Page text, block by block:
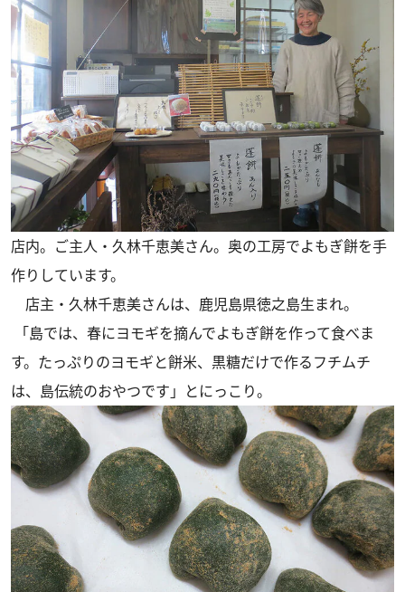
店内。ご主人・久林千恵美さん。奥の工房でよもぎ餅を手
作りしています。
店主・久林千恵美さんは、鹿児島県徳之島生まれ。
「島では、春にヨモギを摘んでよもぎ餅を作って食べま
す。たっぷりのヨモギと餅米、黒糖だけで作るフチムチ
は、島伝統のおやつです」とにっこり。